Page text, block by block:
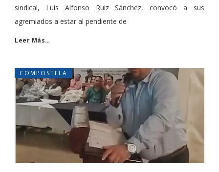
sindical, Luis Alfonso Ruiz Sánchez, convocó a sus
agremiados a estar al pendiente de
Leer Más…
COMPOSTELA